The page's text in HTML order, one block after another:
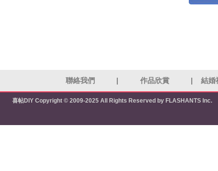
聯絡我們 作品欣賞 結婚
喜帖DIY Copyright © 2009-2025 All Rights Reserved by FLASHANTS Inc.